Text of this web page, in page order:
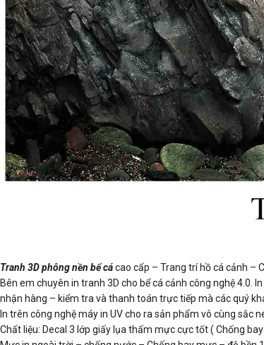
Tranh 3D phông nền bể cácao cấp – Trang trí hồ cá cảnh –
Bên em chuyên in tranh 3D cho bể cá cảnh công nghệ
nhận hàng – kiểm tra và thanh toán trực tiếp mà các quý
In trên công nghệ máy in UV cho ra sản phẩm vô cùng sắc
Chất liệu: Decal 3 lớp giấy lụa thấm mực cực tốt ( Chống